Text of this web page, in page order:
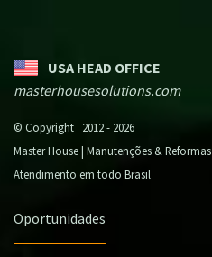
USA HEAD OFFICE
masterhousesolutions.com
© Copyright 2012 - 2026
Master House | Manutenções & Reformas
Atendimento em todo Brasil
Oportunidades